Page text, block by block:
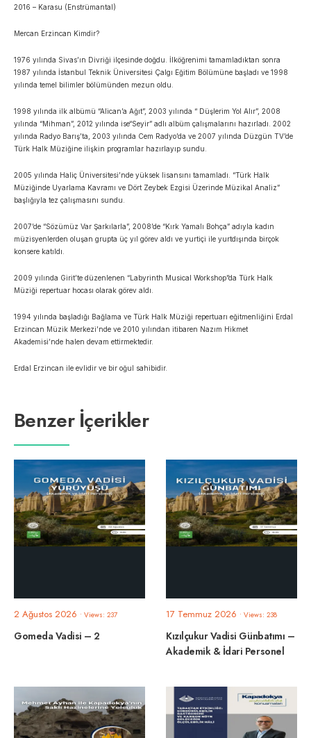
2016 – Karasu (Enstrümantal)
Mercan Erzincan Kimdir?
1976 yılında Sivas’ın Divriği ilçesinde doğdu. İlköğrenimi tamamladıktan sonra
1987 yılında İstanbul Teknik Üniversitesi Çalgı Eğitim Bölümüne başladı ve 1998
yılında temel bilimler bölümünden mezun oldu.
1998 yılında ilk albümü “Alican’a Ağıt”, 2003 yılında “ Düşlerim Yol Alır”, 2008
yılında “Mihman”, 2012 yılında ise“Seyir” adlı albüm çalışmalarını hazırladı. 2002
yılında Radyo Barış’ta, 2003 yılında Cem Radyo’da ve 2007 yılında Düzgün TV’de
Türk Halk Müziğine ilişkin programlar hazırlayıp sundu.
2005 yılında Haliç Üniversitesi’nde yüksek lisansını tamamladı. “Türk Halk
Müziğinde Uyarlama Kavramı ve Dört Zeybek Ezgisi Üzerinde Müzikal Analiz”
başlığıyla tez çalışmasını sundu.
2007’de “Sözümüz Var Şarkılarla”, 2008’de “Kırk Yamalı Bohça” adıyla kadın
müzisyenlerden oluşan grupta üç yıl görev aldı ve yurtiçi ile yurtdışında birçok
konsere katıldı.
2009 yılında Girit’te düzenlenen “Labyrinth Musical Workshop”da Türk Halk
Müziği repertuar hocası olarak görev aldı.
1994 yılında başladığı Bağlama ve Türk Halk Müziği repertuarı eğitmenliğini Erdal
Erzincan Müzik Merkezi’nde ve 2010 yılından itibaren Nazım Hikmet
Akademisi’nde halen devam ettirmektedir.
Erdal Erzincan ile evlidir ve bir oğul sahibidir.
Benzer İçerikler
2 Ağustos 2026 • Views: 237
Gomeda Vadisi – 2
17 Temmuz 2026 • Views: 238
Kızılçukur Vadisi Günbatımı –
Akademik & İdari Personel